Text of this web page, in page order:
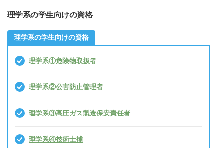
理学系の学生向けの資格
理学系の学生向けの資格
理学系①危険物取扱者
理学系②公害防止管理者
理学系③高圧ガス製造保安責任者
理学系④技術士補